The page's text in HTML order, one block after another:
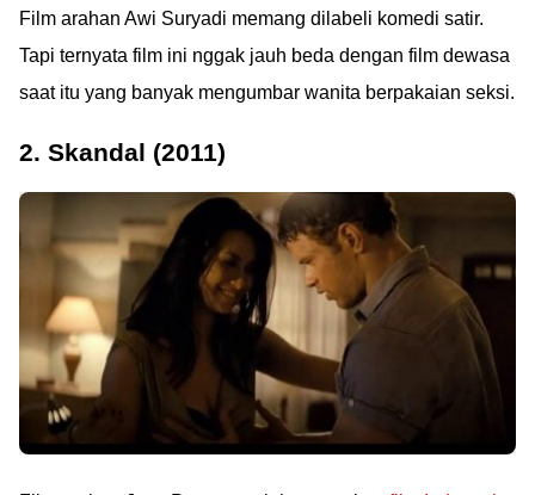
Film arahan Awi Suryadi memang dilabeli komedi satir.
Tapi ternyata film ini nggak jauh beda dengan film dewasa
saat itu yang banyak mengumbar wanita berpakaian seksi.
2. Skandal (2011)